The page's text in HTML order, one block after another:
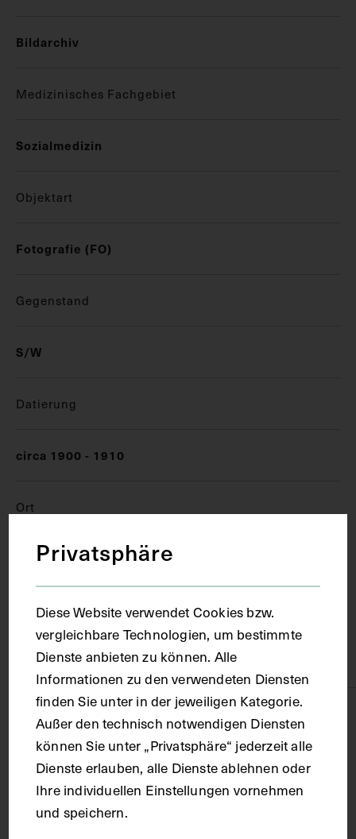
Bildarchiv
Medizinisches Fachgebiet
Sozialmedizin
Objektart
Fotografie (FO)
Gegenstand
S/W
Datierung
circa 1900 - 1910
Ort
Wien
Material
Papier
Fotografie
Maße
Privatsphäre
Diese Website verwendet Cookies bzw.
vergleichbare Technologien, um bestimmte
Dienste anbieten zu können. Alle
Informationen zu den verwendeten Diensten
finden Sie unter in der jeweiligen Kategorie.
Außer den technisch notwendigen Diensten
können Sie unter „Privatsphäre“ jederzeit alle
Dienste erlauben, alle Dienste ablehnen oder
Ihre individuellen Einstellungen vornehmen
und speichern.